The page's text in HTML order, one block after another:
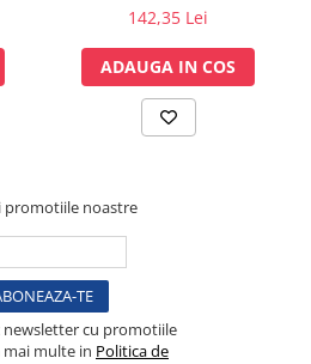
de supapa
1000 ml pentru aspirator
121°C - capac si accesorii
incluse
142,35 Lei
ADAUGA IN COS
promotiile noastre
newsletter cu promotiile
mai multe in Politica de